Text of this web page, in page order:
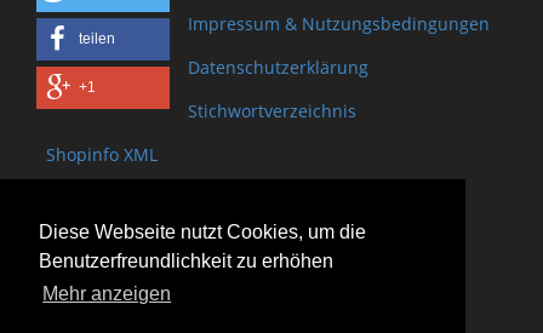
Diese Webseite nutzt Cookies, um die
Benutzerfreundlichkeit zu erhöhen
Mehr anzeigen
teilen
+1
Impressum & Nutzungsbedingungen
Datenschutzerklärung
Stichwortverzeichnis
Shopinfo XML
Bischof-Brand Straße 2
61440 Oberursel
(+49) 6171 - 98 11 80